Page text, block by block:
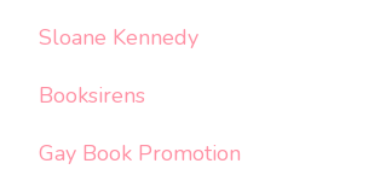
Sloane Kennedy
Booksirens
Gay Book Promotion